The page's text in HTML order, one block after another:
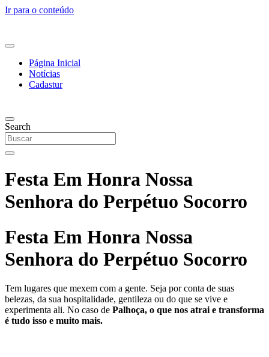
Ir para o conteúdo
Página Inicial
Notícias
Cadastur
Search
Festa Em Honra Nossa
Senhora do Perpétuo Socorro
Festa Em Honra Nossa
Senhora do Perpétuo Socorro
Tem lugares que mexem com a gente. Seja por conta de suas
belezas, da sua hospitalidade, gentileza ou do que se vive e
experimenta ali. No caso de Palhoça, o que nos atrai e transforma
é tudo isso e muito mais.